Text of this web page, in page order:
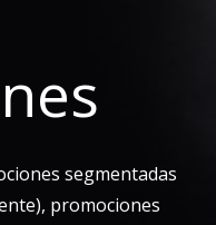
segmentadas
promociones